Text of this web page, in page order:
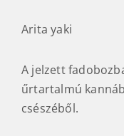
Arita yaki
A jelzett
űrtartalmú
csészéből.